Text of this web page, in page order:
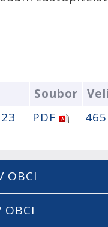
Soubor
PDF
OBCI
OBCI